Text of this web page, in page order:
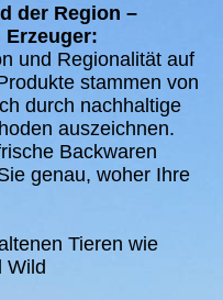
der Region –
und Regionalität auf
stammen von
durch nachhaltige
auszeichnen.
Backwaren
genau, woher Ihre
Tieren wie
Wild